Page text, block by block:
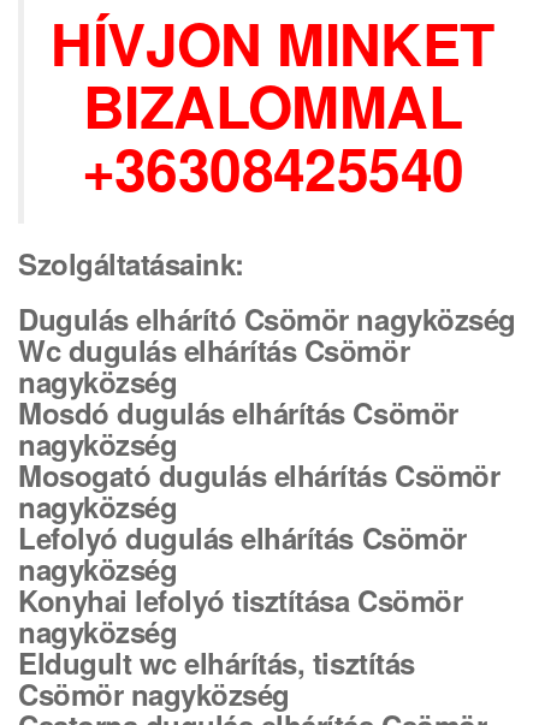
HÍVJON MINKET
BIZALOMMAL
+36308425540
Szolgáltatásaink:
Dugulás elhárító Csömör nagyközség
Wc dugulás elhárítás Csömör
nagyközség
Mosdó dugulás elhárítás Csömör
nagyközség
Mosogató dugulás elhárítás Csömör
nagyközség
Lefolyó dugulás elhárítás Csömör
nagyközség
Konyhai lefolyó tisztítása Csömör
nagyközség
Eldugult wc elhárítás, tisztítás
Csömör nagyközség